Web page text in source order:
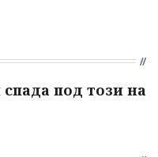
под този на